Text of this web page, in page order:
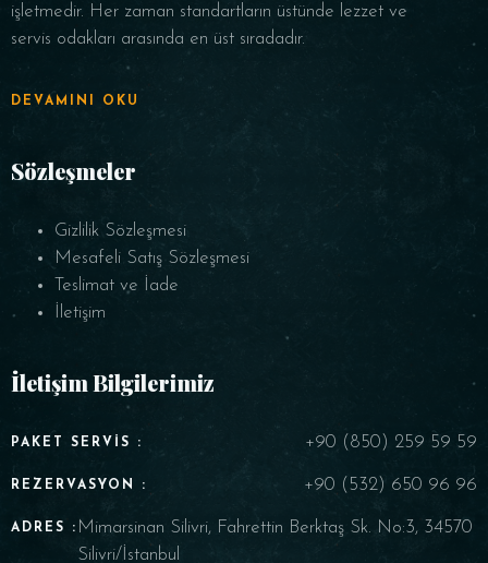
işletmedir. Her zaman standartların üstünde lezzet ve
servis odakları arasında en üst sıradadır.
DEVAMINI OKU
Sözleşmeler
Gizlilik Sözleşmesi
Mesafeli Satış Sözleşmesi
Teslimat ve İade
İletişim
İletişim Bilgilerimiz
PAKET SERVIS : +90 (850) 259 59 59
REZERVASYON : +90 (532) 650 96 96
ADRES : Mimarsinan Silivri, Fahrettin Berktaş Sk. No:3, 34570
Silivri/İstanbul